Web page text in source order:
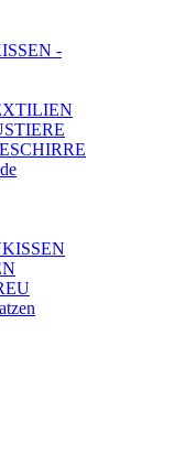
-